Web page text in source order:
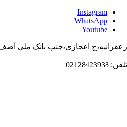
اعجازی،جنب بانک ملی آصف،پلاک ۴۹ واحد ۶